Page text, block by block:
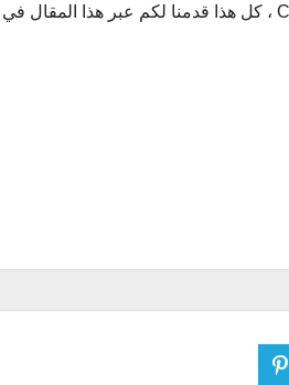
Corporate Centre (RAK ICC) Government Of Ras Al Khaimah ، كل هذا قدمنا لكم عبر هذا المقال في